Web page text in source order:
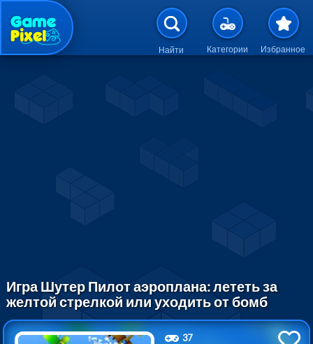
Перейти к основному
Найти Категории Избранное
Игра Шутер Пилот аэроплана: лететь за
желтой стрелкой или уходить от бомб
37